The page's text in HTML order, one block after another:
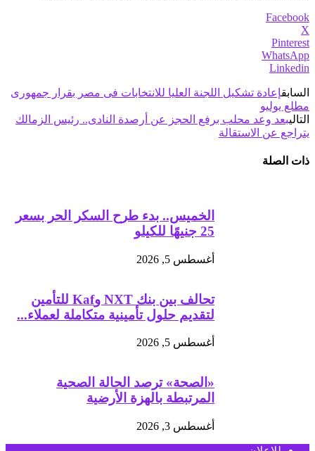
Facebook
X
Pinterest
WhatsApp
Linkedin
السابقإعادة تشكيل اللجنة العليا للانتخابات فى مصر بقرار جمهورى
مطلع يوليو
التاليبعد وعد محلب برفع الحجز عن أرصدة النادى.. رئيس الزمالك
يتراجع عن الاستقالة
ذات الصلة
الخميس.. بدء طرح السكر الحر بسعر
25 جنيهًا للكيلو
أغسطس 5, 2026
تحالف بين بنك NXT وKaf للتأمين
لتقديم حلول تأمينية متكاملة لعملاء...
أغسطس 5, 2026
«الصحة» ترصد الحالة الصحية
المرتبطة بالهزة الأرضية
أغسطس 3, 2026